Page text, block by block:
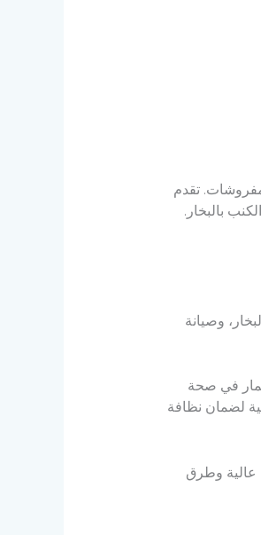
تقدم
بالبخار.
وصيانة
في صحة
لضمان نظافة
عالية وطرق